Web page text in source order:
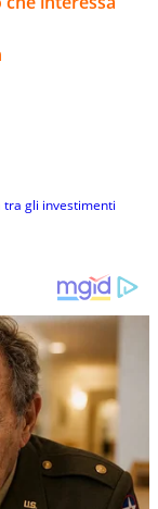
tra gli investimenti